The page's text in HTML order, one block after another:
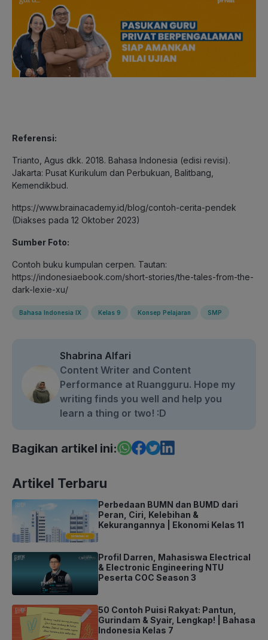
Referensi:
Trianto, Agus dkk. 2018. Bahasa Indonesia (edisi revisi).
Jakarta: Pusat Kurikulum dan Perbukuan, Balitbang,
Kemendikbud.
https://www.brainacademy.id/blog/contoh-cerita-pendek
(Diakses pada 12 Oktober 2023)
Sumber Foto:
Contoh buku kumpulan cerpen. Tautan:
https://indonesiaebook.com/short-stories/the-tales-from-the-
dark-lexie-xu/
Bahasa Indonesia IX Kelas 9 Konsep Pelajaran SMP
Shabrina Alfari
Content Writer and Content
Performance at Ruangguru. Hope my
writing finds you well and help you
learn a thing or two! :D
Bagikan artikel ini:
Artikel Terbaru
Perbedaan BUMN dan BUMD dari
Peran, Ciri, Kelebihan &
Kekurangannya | Ekonomi Kelas 11
Profil Darren, Mahasiswa Electrical
& Electronic Engineering NTU
Peserta COC Season 3
50 Contoh Puisi Rakyat: Pantun,
Gurindam & Syair, Lengkap! | Bahasa
Indonesia Kelas 7